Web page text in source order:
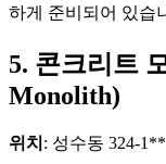
하게 준비되어 있습
5. 콘크리트
Monolith)
위치 : 성수동 324-1**